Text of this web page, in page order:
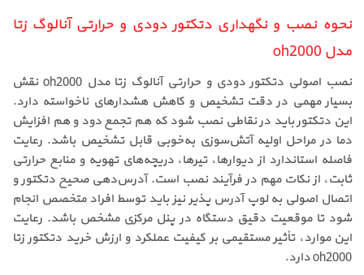
نحوه نصب و نگهداری دتکتور دودی و حرارتی آنالوگ زتا
مدل oh2000
نصب اصولی دتکتور دودی و حرارتی آنالوگ زتا مدل oh2000 نقش
بسیار مهمی در دقت تشخیص و کاهش هشدارهای ناخواسته دارد.
این دتکتور باید در نقاطی نصب شود که هم تجمع دود و هم افزایش
دما در مراحل اولیه آتش‌سوزی به‌خوبی قابل تشخیص باشد. رعایت
فاصله استاندارد از دیوارها، تیرها، دریچه‌های تهویه و منابع حرارتی
ثابت، از نکات مهم در فرآیند نصب است. آدرس‌دهی صحیح دتکتور و
اتصال اصولی به لوپ آدرس پذیر نیز باید توسط افراد متخصص انجام
شود تا موقعیت دقیق دستگاه در پنل مرکزی مشخص باشد. رعایت
این موارد، تأثیر مستقیمی بر کیفیت عملکرد و ارزش خرید دتکتور زتا
oh2000 دارد.